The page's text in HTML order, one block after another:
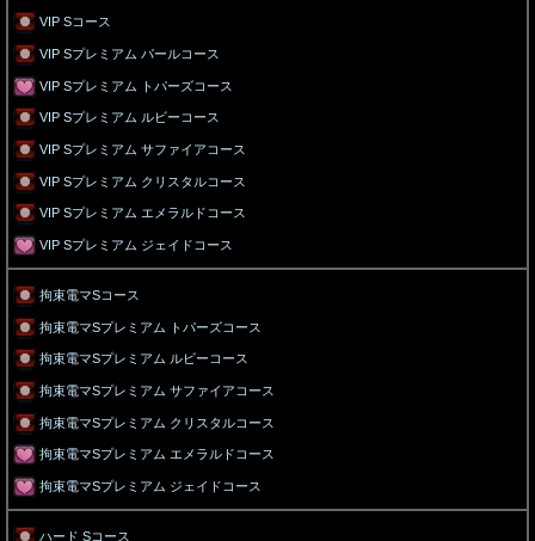
VIP Sコース
VIP Sプレミアム パールコース
VIP Sプレミアム トパーズコース
VIP Sプレミアム ルビーコース
VIP Sプレミアム サファイアコース
VIP Sプレミアム クリスタルコース
VIP Sプレミアム エメラルドコース
VIP Sプレミアム ジェイドコース
拘束電マSコース
拘束電マSプレミアム トパーズコース
拘束電マSプレミアム ルビーコース
拘束電マSプレミアム サファイアコース
拘束電マSプレミアム クリスタルコース
拘束電マSプレミアム エメラルドコース
拘束電マSプレミアム ジェイドコース
ハード Sコース